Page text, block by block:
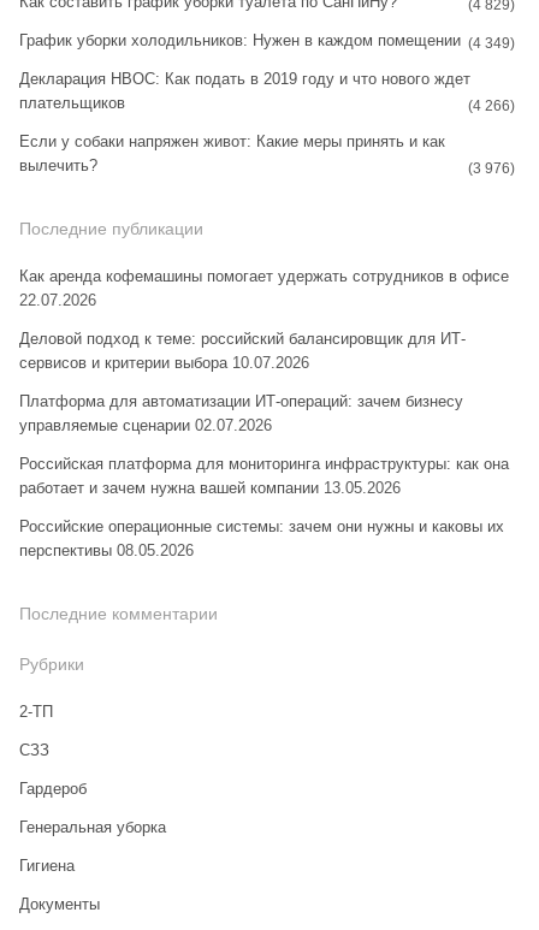
(4 829)
График уборки холодильников: Нужен в каждом помещении (4 349)
Декларация НВОС: Как подать в 2019 году и что нового ждет
плательщиков
(4 266)
Если у собаки напряжен живот: Какие меры принять и как
вылечить?
(3 976)
Последние публикации
Как аренда кофемашины помогает удержать сотрудников в офисе
22.07.2026
Деловой подход к теме: российский балансировщик для ИТ-
сервисов и критерии выбора 10.07.2026
Платформа для автоматизации ИТ-операций: зачем бизнесу
управляемые сценарии 02.07.2026
Российская платформа для мониторинга инфраструктуры: как она
работает и зачем нужна вашей компании 13.05.2026
Российские операционные системы: зачем они нужны и каковы их
перспективы 08.05.2026
Последние комментарии
Рубрики
2-ТП
CЗЗ
Гардероб
Генеральная уборка
Гигиена
Документы